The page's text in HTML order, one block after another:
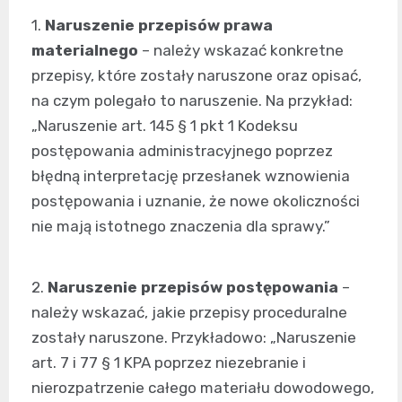
1. Naruszenie przepisów prawa
materialnego – należy wskazać konkretne
przepisy, które zostały naruszone oraz opisać,
na czym polegało to naruszenie. Na przykład:
„Naruszenie art. 145 § 1 pkt 1 Kodeksu
postępowania administracyjnego poprzez
błędną interpretację przesłanek wznowienia
postępowania i uznanie, że nowe okoliczności
nie mają istotnego znaczenia dla sprawy.”
2. Naruszenie przepisów postępowania –
należy wskazać, jakie przepisy proceduralne
zostały naruszone. Przykładowo: „Naruszenie
art. 7 i 77 § 1 KPA poprzez niezebranie i
nierozpatrzenie całego materiału dowodowego,